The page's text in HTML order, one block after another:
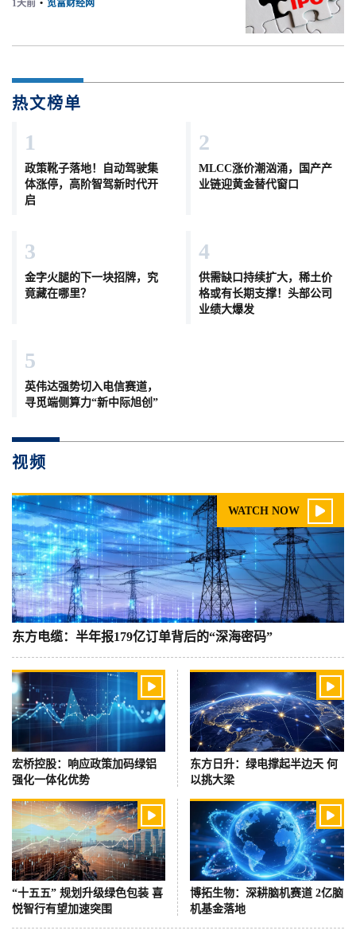
1天前 • 览富财经网
热文榜单
1
政策靴子落地！自动驾驶集
体涨停，高阶智驾新时代开
启
2
MLCC涨价潮汹涌，国产产
业链迎黄金替代窗口
3
金字火腿的下一块招牌，究
竟藏在哪里？
4
供需缺口持续扩大，稀土价
格或有长期支撑！头部公司
业绩大爆发
5
英伟达强势切入电信赛道，
寻觅端侧算力“新中际旭创”
视频
WATCH NOW 
东方电缆：半年报179亿订单背后的“深海密码”

宏桥控股：响应政策加码绿铝
强化一体化优势

东方日升：绿电撑起半边天 何
以挑大梁

“十五五” 规划升级绿色包装 喜
悦智行有望加速突围

博拓生物：深耕脑机赛道 2亿脑
机基金落地